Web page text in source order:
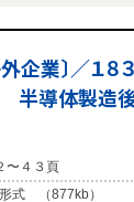
企業〕／１８
半導体製造
４３頁
式 （877kb）